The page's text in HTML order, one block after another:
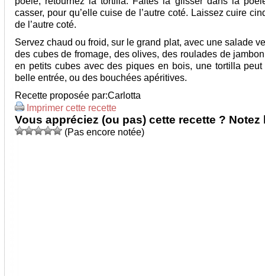
casser, pour qu’elle cuise de l’autre coté. Laissez cuire
de l’autre coté.
Servez chaud ou froid, sur le grand plat, avec une salade
des cubes de fromage, des olives, des roulades de
en petits cubes avec des piques en bois, une tortilla peut
belle entrée, ou des bouchées apéritives.
Recette proposée par:Carlotta
Imprimer cette recette
Vous appréciez (ou pas) cette recette ? Notez
(Pas encore notée)